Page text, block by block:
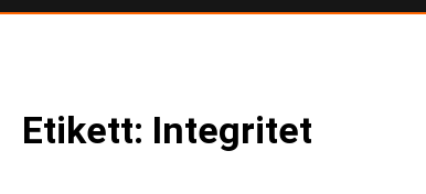
Etikett: Integritet